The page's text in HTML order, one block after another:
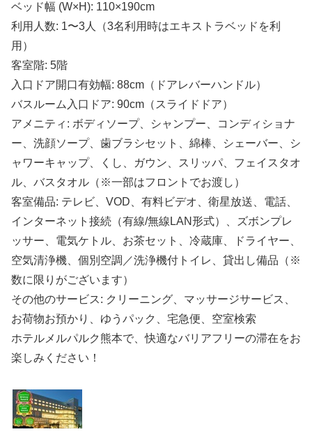
ベッド幅 (W×H): 110×190cm
利用人数: 1〜3人（3名利用時はエキストラベッドを利
用）
客室階: 5階
入口ドア開口有効幅: 88cm（ドアレバーハンドル）
バスルーム入口ドア: 90cm（スライドドア）
アメニティ: ボディソープ、シャンプー、コンディショナ
ー、洗顔ソープ、歯ブラシセット、綿棒、シェーバー、シ
ャワーキャップ、くし、ガウン、スリッパ、フェイスタオ
ル、バスタオル（※一部はフロントでお渡し）
客室備品: テレビ、VOD、有料ビデオ、衛星放送、電話、
インターネット接続（有線/無線LAN形式）、ズボンプレ
ッサー、電気ケトル、お茶セット、冷蔵庫、ドライヤー、
空気清浄機、個別空調／洗浄機付トイレ、貸出し備品（※
数に限りがございます）
その他のサービス: クリーニング、マッサージサービス、
お荷物お預かり、ゆうパック、宅急便、空室検索
ホテルメルパルク熊本で、快適なバリアフリーの滞在をお
楽しみください！